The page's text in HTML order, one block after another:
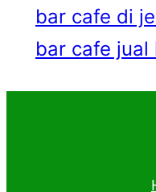
bar cafe di
bar cafe jual